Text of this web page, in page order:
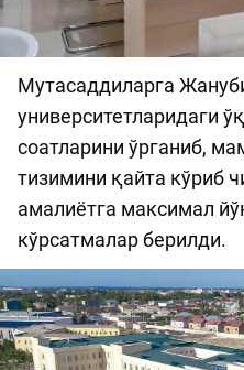
Мутасаддиларга
университетларидаги
соатларини ўрганиб,
тизимини қайта кўриб
амалиётга максимал
кўрсатмалар берилди.